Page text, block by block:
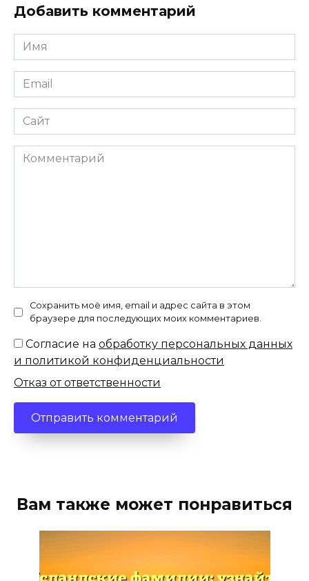
Добавить комментарий
Имя
*
Email
*
Сайт
Комментарий
Сохранить моё имя, email и адрес сайта в этом
браузере для последующих моих комментариев.
Согласие на обработку персональных данных
и политикой конфиденциальности
Отказ от ответственности
Вам также может понравиться